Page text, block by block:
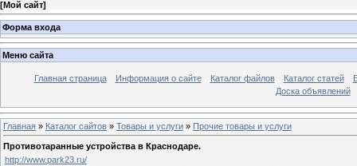
[Мой сайт]
Форма входа
Меню сайта
Главная страница Информация о сайте Каталог файлов Каталог статей
Доска объявлений
Главная » Каталог сайтов » Товары и услуги » Прочие товары и услуги
Противотаранные устройства в Краснодаре.
http://www.park23.ru/